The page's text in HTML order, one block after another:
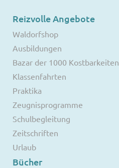
Reizvolle Angebote
Waldorfshop
Ausbildungen
Bazar der 1000 Kostbarkeiten
Klassenfahrten
Praktika
Zeugnisprogramme
Schulbegleitung
Zeitschriften
Urlaub
Bücher